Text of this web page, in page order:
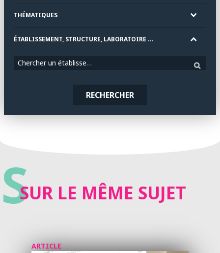
THÉMATIQUES
ÉTABLISSEMENT, STRUCTURE, LABORATOIRE ...
Chercher un établissement
RECHERCHER
SSUR LE MÊME SUJET
ARTICLE